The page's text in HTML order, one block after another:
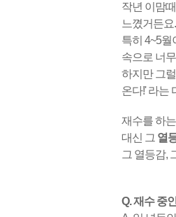
작년 이맘
느꼈거든요.
특히 4~5
속으로 너
하지만 그
온다!' 라는
재수를 하
대신 그 열
그 열등감,
Q. 재수 중